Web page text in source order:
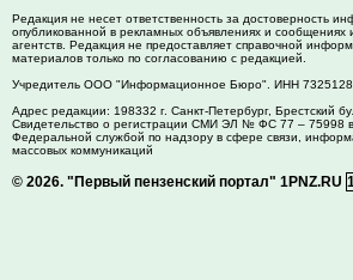
Редакция не несет ответственность за достоверность
опубликованной в рекламных объявлениях и
агентств. Редакция не предоставляет справочной
материалов только по согласованию с редакцией.
Учредитель ООО "Информационное Бюро". ИНН
Адрес редакции: 198332 г. Санкт-Петербург, Брестский
Свидетельство о регистрации СМИ ЭЛ № ФС 77 – 75998
Федеральной службой по надзору в сфере связи,
массовых коммуникаций
© 2026. "Первый пензенский портал" 1PNZ.RU